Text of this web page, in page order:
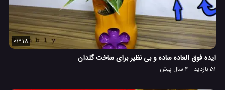
03:18
ایده فوق العاده ساده و بی نظیر برای ساخت گلدان
51 بازدید 4 سال پیش